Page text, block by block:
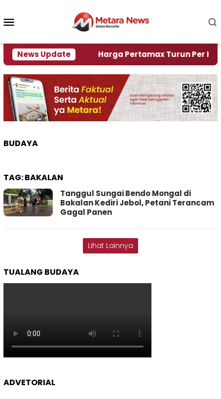
konten
News Update
Krisi Air Harga Pertamax Turun Per Hari Ini,
BUDAYA
TAG:BAKALAN
Tanggul Sungai Bendo Mongal di
Bakalan Kediri Jebol, Petani Terancam
Gagal Panen
Lihat Lainnya
TUALANG BUDAYA
ADVETORIAL